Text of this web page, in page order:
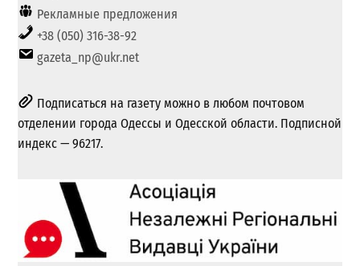
Рекламные предложения
+38 (050) 316-38-92
gazeta_np@ukr.net
Подписаться на газету можно в любом почтовом
отделении города Одессы и Одесской области. Подписной
индекс — 96217.